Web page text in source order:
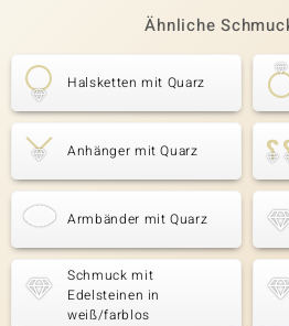
Ähnliche
Halsketten mit Quarz
Anhänger mit Quarz
Armbänder mit Quarz
Schmuck mit
Edelsteinen in
weiß/farblos